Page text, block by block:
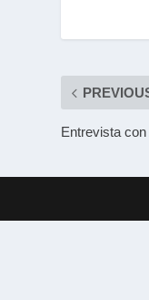
Entrevista